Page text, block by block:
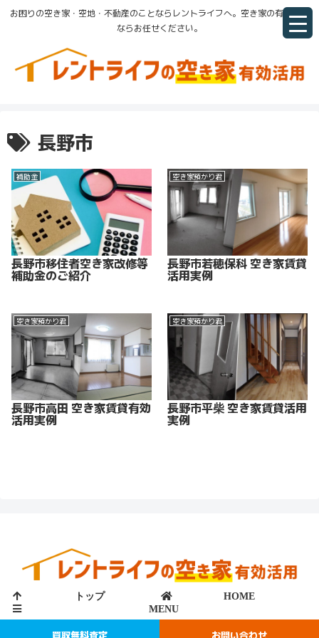
お困りの空き家・空地・不動産のことならレントライフへ。空き家の有効活用
ならお任せください。
長野市
補助金
長野市移住者空き家改修等
補助金のご紹介
空き家預かり君
長野市若穂保科 空き家賃貸
活用実例
空き家預かり君
長野市高田 空き家賃貸有効
活用実例
空き家預かり君
長野市平柴 空き家賃貸活用
実例
トップ
HOME
MENU
© 2021 レントライフの空き家サイト.
お問い合わせ
買取無料査定